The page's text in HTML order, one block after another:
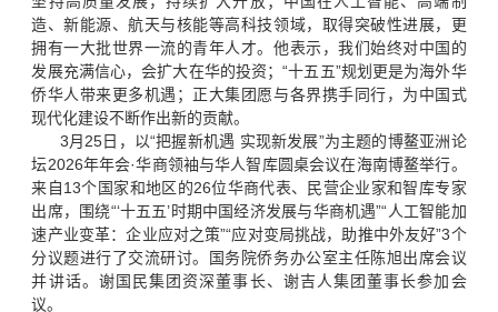
造、新能源、航天与核能等高科技领域，取得突破性进展，更
拥有一大批世界一流的青年人才。他表示，我们始终对中国的
发展充满信心，会扩大在华的投资；“十五五”规划更是为海外华
侨华人带来更多机遇；正大集团愿与各界携手同行，为中国式
现代化建设不断作出新的贡献。
3月25日，以“把握新机遇 实现新发展”为主题的博鳌亚洲论
坛2026年年会·华商领袖与华人智库圆桌会议在海南博鳌举行。
来自13个国家和地区的26位华商代表、民营企业家和智库专家
出席，围绕“‘十五五’时期中国经济发展与华商机遇”“人工智能加
速产业变革：企业应对之策”“应对变局挑战，助推中外友好”3个
分议题进行了交流研讨。国务院侨务办公室主任陈旭出席会议
并讲话。谢国民集团资深董事长、谢吉人集团董事长参加会
议。